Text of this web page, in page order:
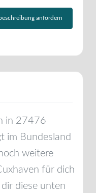
anfordern
in 27476
im Bundesland
weitere
für dich
diese unten